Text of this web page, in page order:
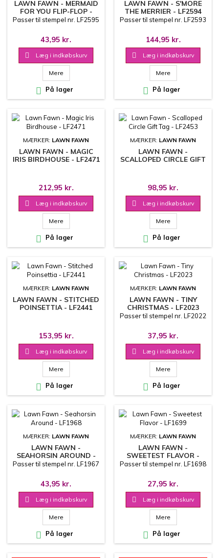
LAWN FAWN - MERMAID
FOR YOU FLIP-FLOP -
LF1775
Passer til stempel nr. LF2595
43,95 kr.
 Læg i indkøbskurv
Mere
 På lager
LAWN FAWN - S'MORE
THE MERRIER - LF2594
Passer til stempel nr. LF2593
144,95 kr.
 Læg i indkøbskurv
Mere
 På lager
MÆRKER: LAWN FAWN
LAWN FAWN - MAGIC
IRIS BIRDHOUSE - LF2471
212,95 kr.
 Læg i indkøbskurv
Mere
 På lager
MÆRKER: LAWN FAWN
LAWN FAWN -
SCALLOPED CIRCLE GIFT
98,95 kr.
 Læg i indkøbskurv
Mere
 På lager
MÆRKER: LAWN FAWN
LAWN FAWN - STITCHED
POINSETTIA - LF2441
153,95 kr.
 Læg i indkøbskurv
Mere
 På lager
MÆRKER: LAWN FAWN
LAWN FAWN - TINY
CHRISTMAS - LF2023
Passer til stempel nr. LF2022
37,95 kr.
 Læg i indkøbskurv
Mere
 På lager
MÆRKER: LAWN FAWN
LAWN FAWN -
SEAHORSIN AROUND -
LF1968
Passer til stempel nr. LF1967
43,95 kr.
 Læg i indkøbskurv
Mere
 På lager
MÆRKER: LAWN FAWN
LAWN FAWN -
SWEETEST FLAVOR -
LF1699
Passer til stempel nr. LF1698
27,95 kr.
 Læg i indkøbskurv
Mere
 På lager